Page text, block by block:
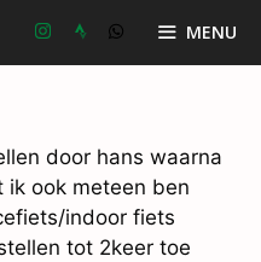
MENU
door hans waarna
ik ook meteen ben
indoor fiets
tot 2keer toe